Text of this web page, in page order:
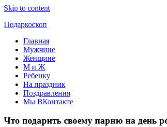
Skip to content
Подаркоскоп
Поможем
выбрать
подарить
Главная
Мужчине
Женщине
М и Ж
Ребенку
На праздник
Поздравления
Мы ВКонтакте
Что подарить своему парню на день